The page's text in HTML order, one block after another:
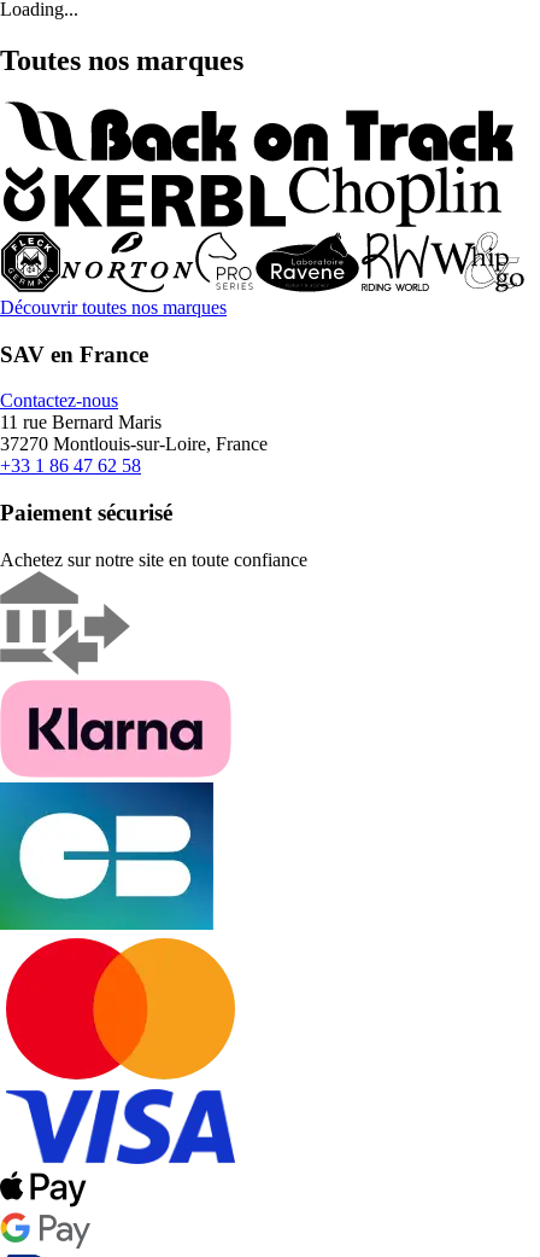
Loading...
Toutes nos marques
Découvrir toutes nos marques
SAV en France
Contactez-nous
11 rue Bernard Maris
37270 Montlouis-sur-Loire, France
+33 1 86 47 62 58
Paiement sécurisé
Achetez sur notre site en toute confiance